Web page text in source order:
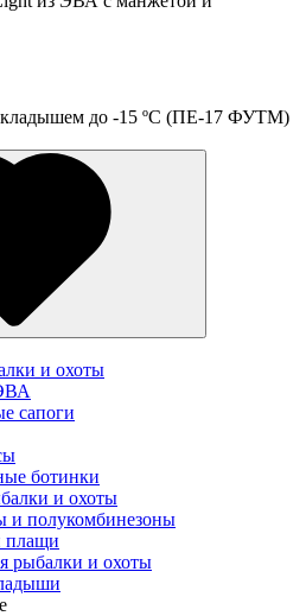
до -15 ºС (ПЕ-17 ФУТМ)
и охоты
сапоги
ботинки
и охоты
и полукомбинезоны
плащи
рыбалки и охоты